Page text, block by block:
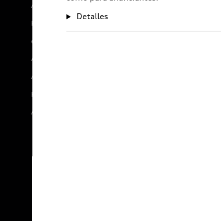
Audi Sport
Promociones
e-Newsletter
Audi internacional
Audi Go Green
Próximo Destino
Audi Exclusive
Detalles